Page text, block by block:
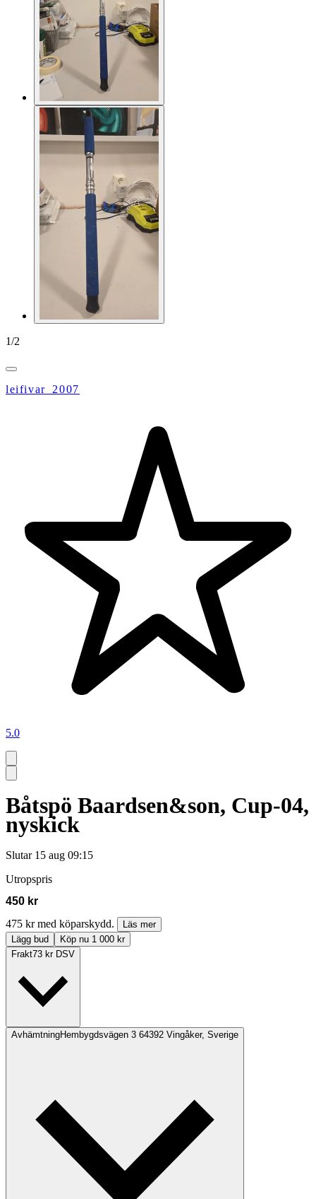
1/2
leifivar_2007
5.0
Båtspö Baardsen&son, Cup-04,
nyskick
Slutar 15 aug 09:15
Utropspris
450 kr
475 kr med köparskydd.
Läs mer
Lägg bud
Köp nu 1 000 kr
Frakt73 kr DSV
AvhämtningHembygdsvägen 3 64392 Vingåker, Sverige